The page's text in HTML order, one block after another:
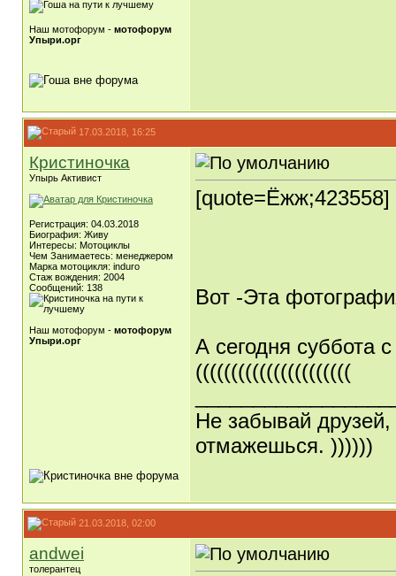
Наш мотофорум - мотофорум
Упыри.орг
17.03.2018, 16:25
Кристиночка
Упырь Активист
Регистрация: 04.03.2018
Биография: Живу
Интересы: Мотоциклы
Чем Занимаетесь: менеджером
Марка мотоцикля: induro
Стаж вождения: 2004
Сообщений: 138
Наш мотофорум - мотофорум
Упыри.орг
[quote=Ёжж;423558]
Вот -Эта
А сегодня суббота
((((((((((((((((((((((
Не забывай друзей,
отмажешься. ))))))
21.03.2018, 02:00
andwei
толерантец